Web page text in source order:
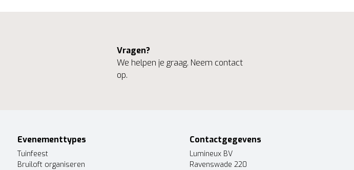
Vragen?
We helpen je graag. Neem contact
op.
Evenementtypes
Tuinfeest
Bruiloft organiseren
Contactgegevens
Lumineux BV
Ravenswade 220